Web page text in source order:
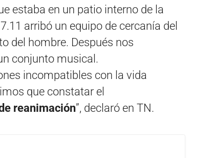
estaba en un patio interno de la
arribó un equipo de cercanía del
del hombre. Después nos
conjunto musical.
incompatibles con la vida
que constatar el
reanimación”, declaró en TN.